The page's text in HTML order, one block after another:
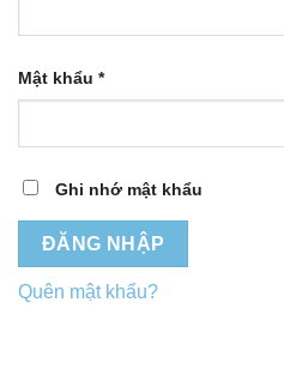
Mật khẩu *Bắt
buộc
Ghi nhớ mật khẩu
ĐĂNG NHẬP
Quên mật khẩu?